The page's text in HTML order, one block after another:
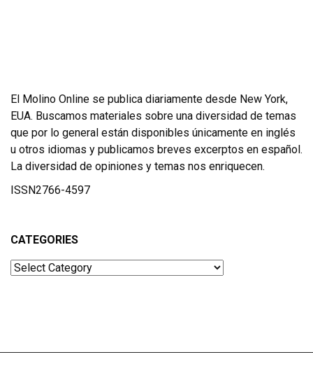
El Molino Online se publica diariamente desde New York,
EUA. Buscamos materiales sobre una diversidad de temas
que por lo general están disponibles únicamente en inglés
u otros idiomas y publicamos breves excerptos en español.
La diversidad de opiniones y temas nos enriquecen.
ISSN2766-4597
CATEGORIES
Categories